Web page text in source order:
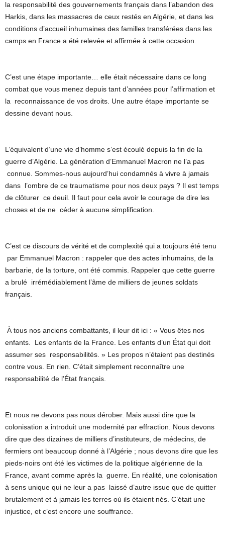
la responsabilité des gouvernements français dans l’abandon des
Harkis, dans les massacres de ceux restés en Algérie, et dans les
conditions d’accueil inhumaines des familles transférées dans les
camps en France a été relevée et affirmée à cette occasion.
C’est une étape importante… elle était nécessaire dans ce long
combat que vous menez depuis tant d’années pour l’affirmation et
la reconnaissance de vos droits. Une autre étape importante se
dessine devant nous.
L’équivalent d’une vie d’homme s’est écoulé depuis la fin de la
guerre d’Algérie. La génération d’Emmanuel Macron ne l’a pas
connue. Sommes-nous aujourd’hui condamnés à vivre à jamais
dans l’ombre de ce traumatisme pour nos deux pays ? Il est temps
de clôturer ce deuil. Il faut pour cela avoir le courage de dire les
choses et de ne céder à aucune simplification.
C’est ce discours de vérité et de complexité qui a toujours été tenu
par Emmanuel Macron : rappeler que des actes inhumains, de la
barbarie, de la torture, ont été commis. Rappeler que cette guerre
a brulé irrémédiablement l’âme de milliers de jeunes soldats
français.
À tous nos anciens combattants, il leur dit ici : « Vous êtes nos
enfants. Les enfants de la France. Les enfants d’un État qui doit
assumer ses responsabilités. » Les propos n’étaient pas destinés
contre vous. En rien. C’était simplement reconnaître une
responsabilité de l’État français.
Et nous ne devons pas nous dérober. Mais aussi dire que la
colonisation a introduit une modernité par effraction. Nous devons
dire que des dizaines de milliers d’instituteurs, de médecins, de
fermiers ont beaucoup donné à l’Algérie ; nous devons dire que les
pieds-noirs ont été les victimes de la politique algérienne de la
France, avant comme après la guerre. En réalité, une colonisation
à sens unique qui ne leur a pas laissé d’autre issue que de quitter
brutalement et à jamais les terres où ils étaient nés. C’était une
injustice, et c’est encore une souffrance.